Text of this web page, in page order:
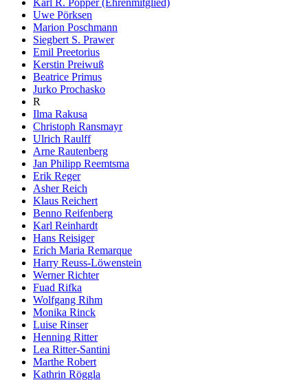
Uwe Pörksen
Marion Poschmann
Siegbert S. Prawer
Emil Preetorius
Kerstin Preiwuß
Beatrice Primus
Jurko Prochasko
R
Ilma Rakusa
Christoph Ransmayr
Ulrich Raulff
Arne Rautenberg
Jan Philipp Reemtsma
Erik Reger
Asher Reich
Klaus Reichert
Benno Reifenberg
Karl Reinhardt
Hans Reisiger
Erich Maria Remarque
Harry Reuss-Löwenstein
Werner Richter
Fuad Rifka
Wolfgang Rihm
Monika Rinck
Luise Rinser
Henning Ritter
Lea Ritter-Santini
Marthe Robert
Kathrin Röggla